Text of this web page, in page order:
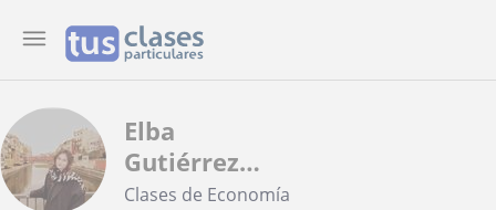
Elba
Gutiérrez
González
Clases de Economía